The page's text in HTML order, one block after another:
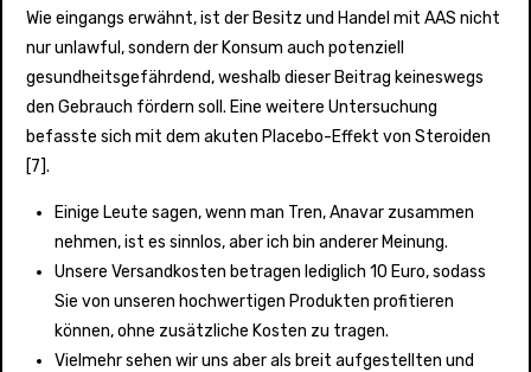
Wie eingangs erwähnt, ist der Besitz und Handel mit AAS nicht
nur unlawful, sondern der Konsum auch potenziell
gesundheitsgefährdend, weshalb dieser Beitrag keineswegs
den Gebrauch fördern soll. Eine weitere Untersuchung
befasste sich mit dem akuten Placebo-Effekt von Steroiden
[7].
Einige Leute sagen, wenn man Tren, Anavar zusammen
nehmen, ist es sinnlos, aber ich bin anderer Meinung.
Unsere Versandkosten betragen lediglich 10 Euro, sodass
Sie von unseren hochwertigen Produkten profitieren
können, ohne zusätzliche Kosten zu tragen.
Vielmehr sehen wir uns aber als breit aufgestellten und